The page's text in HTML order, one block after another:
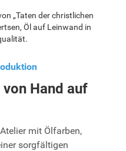
„Taten der christlichen
Öl auf Leinwand in
von Hand auf
mit Ölfarben,
sorgfältigen